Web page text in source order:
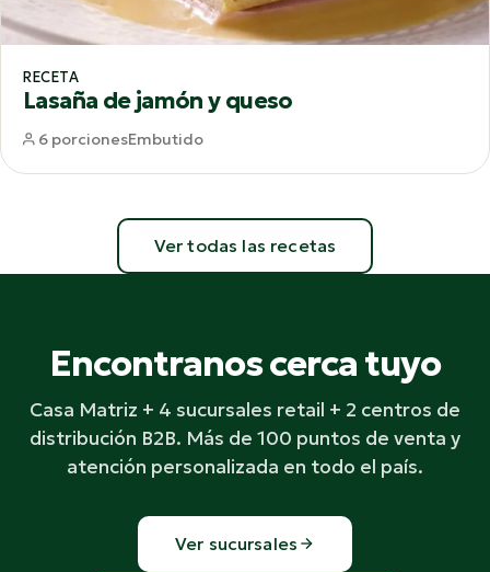
RECETA
Lasaña de jamón y queso
6 porcionesEmbutido
Ver todas las recetas
Encontranos cerca tuyo
Casa Matriz + 4 sucursales retail + 2 centros de
distribución B2B. Más de 100 puntos de venta y
atención personalizada en todo el país.
Ver sucursales